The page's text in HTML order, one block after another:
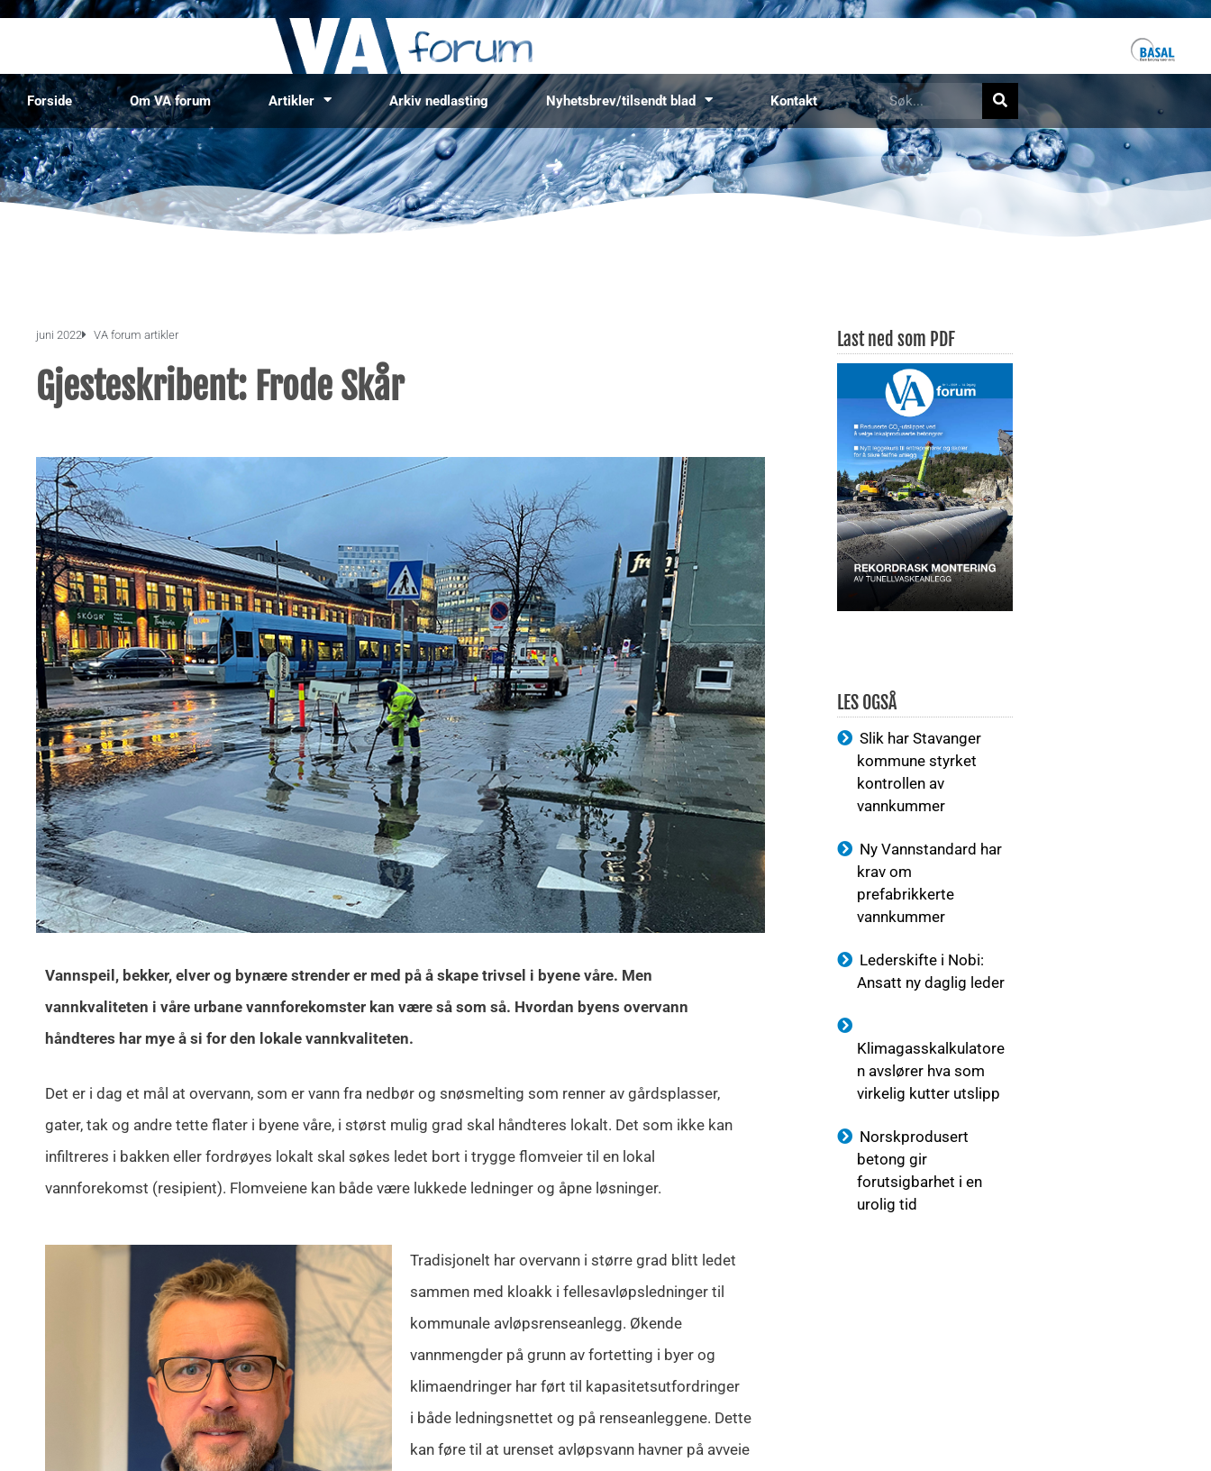
Forside Om VA forum Artikler Arkiv nedlasting Nyhetsbrev/tilsendt blad Kontakt
juni 2022 VA forum artikler
Gjesteskribent: Frode Skår
Vannspeil, bekker, elver og bynære strender er med på å skape trivsel i byene våre. Men
vannkvaliteten i våre urbane vannforekomster kan være så som så. Hvordan byens overvann
håndteres har mye å si for den lokale vannkvaliteten.
Det er i dag et mål at overvann, som er vann fra nedbør og snøsmelting som renner av gårdsplasser,
gater, tak og andre tette flater i byene våre, i størst mulig grad skal håndteres lokalt. Det som ikke kan
infiltreres i bakken eller fordrøyes lokalt skal søkes ledet bort i trygge flomveier til en lokal
vannforekomst (resipient). Flomveiene kan både være lukkede ledninger og åpne løsninger.
Tradisjonelt har overvann i større grad blitt ledet
sammen med kloakk i fellesavløpsledninger til
kommunale avløpsrenseanlegg. Økende
vannmengder på grunn av fortetting i byer og
klimaendringer har ført til kapasitetsutfordringer
i både ledningsnettet og på renseanleggene. Dette
kan føre til at urenset avløpsvann havner på avveie
Last ned som PDF
LES OGSÅ
Slik har Stavanger
kommune styrket
kontrollen av
vannkummer
Ny Vannstandard har
krav om
prefabrikkerte
vannkummer
Lederskifte i Nobi:
Ansatt ny daglig leder
Klimagasskalkulatore
n avslører hva som
virkelig kutter utslipp
Norskprodusert
betong gir
forutsigbarhet i en
urolig tid